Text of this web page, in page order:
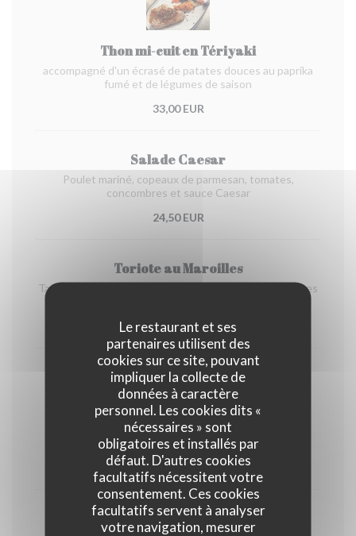
Le restaurant et ses
partenaires utilisent des
cookies sur ce site, pouvant
impliquer la collecte de
données à caractère
personnel. Les cookies dits «
nécessaires » sont
obligatoires et installés par
défaut. D'autres cookies
facultatifs nécessitent votre
consentement. Ces cookies
facultatifs servent à analyser
votre navigation, mesurer
Thon mi-cuit en Tériyaki
accompagné d'un écrasé de patates douces au paprika
fumé et de légumes de saison
33,00 EUR
Salade Caesar
Poulet mariné, copeaux de parmesan, tomates,
concombres et sauce Caesar
24,50 EUR
Toriote au Maroilles
Tartine rôtie et Maroilles fondu, servi avec frites fraiches
21,50 EUR
Assiette végétarienne
Selon les préparations du moment
19,00 EUR